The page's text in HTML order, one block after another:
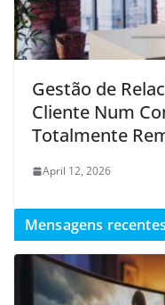
Gestão de
Cliente Num
Totalmente
April 12, 2026
Mensagens recentes